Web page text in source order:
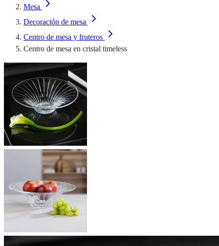
Mesa
Decoración de mesa
Centro de mesa y fruteros
Centro de mesa en cristal timeless